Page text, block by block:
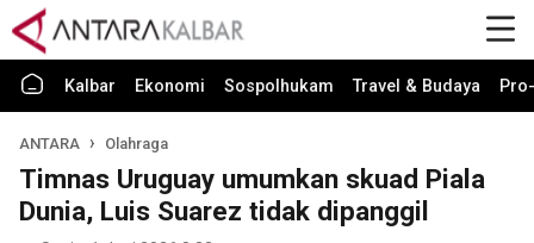
Kalbar Ekonomi Sospolhukam Travel & Budaya
ANTARA Olahraga
Timnas Uruguay umumkan skuad Piala
Dunia, Luis Suarez tidak dipanggil